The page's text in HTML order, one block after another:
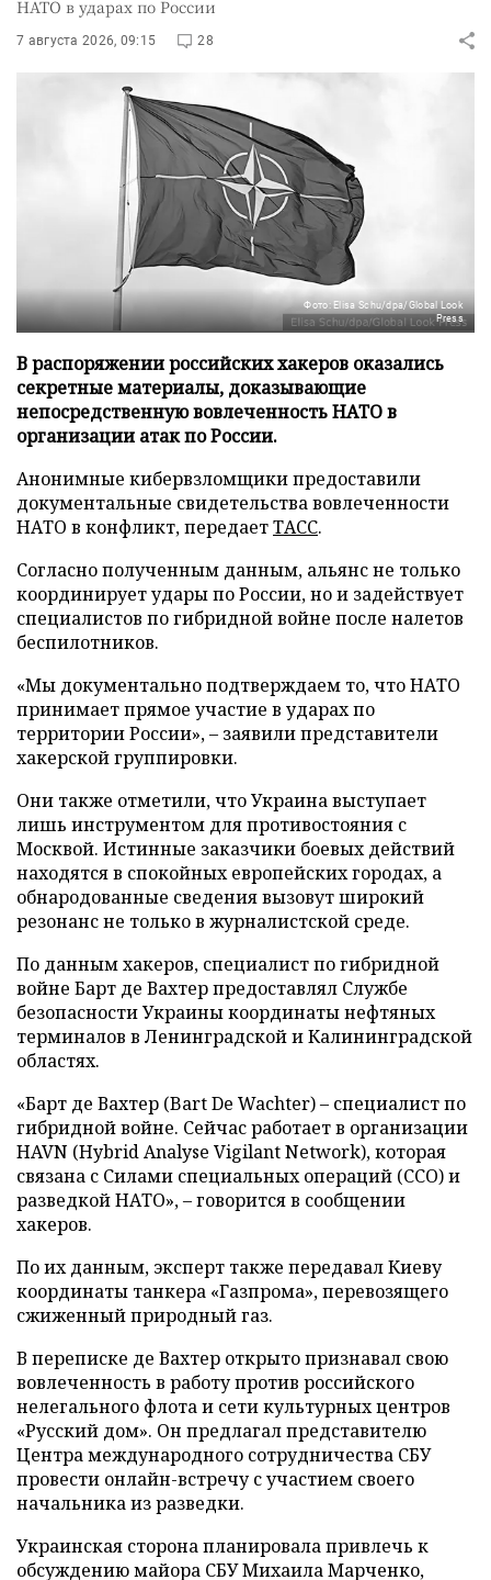
НАТО в ударах по России
7 августа 2026, 09:15 28
Фото: Elisa Schu/dpa/Global Look
Press
В распоряжении российских хакеров оказались
секретные материалы, доказывающие
непосредственную вовлеченность НАТО в
организации атак по России.
Анонимные кибервзломщики предоставили
документальные свидетельства вовлеченности
НАТО в конфликт, передаетТАСС.
Согласно полученным данным, альянс не только
координирует удары по России, но и задействует
специалистов по гибридной войне после налетов
беспилотников.
«Мы документально подтверждаем то, что НАТО
принимает прямое участие в ударах по
территории России», – заявили представители
хакерской группировки.
Они также отметили, что Украина выступает
лишь инструментом для противостояния с
Москвой. Истинные заказчики боевых действий
находятся в спокойных европейских городах, а
обнародованные сведения вызовут широкий
резонанс не только в журналистской среде.
По данным хакеров, специалист по гибридной
войне Барт де Вахтер предоставлял Службе
безопасности Украины координаты нефтяных
терминалов в Ленинградской и Калининградской
областях.
«Барт де Вахтер (Bart De Wachter) – специалист по
гибридной войне. Сейчас работает в организации
HAVN (Hybrid Analyse Vigilant Network), которая
связана с Силами специальных операций (ССО) и
разведкой НАТО», – говорится в сообщении
хакеров.
По их данным, эксперт также передавал Киеву
координаты танкера «Газпрома», перевозящего
сжиженный природный газ.
В переписке де Вахтер открыто признавал свою
вовлеченность в работу против российского
нелегального флота и сети культурных центров
«Русский дом». Он предлагал представителю
Центра международного сотрудничества СБУ
провести онлайн-встречу с участием своего
начальника из разведки.
Украинская сторона планировала привлечь к
обсуждению майора СБУ Михаила Марченко,